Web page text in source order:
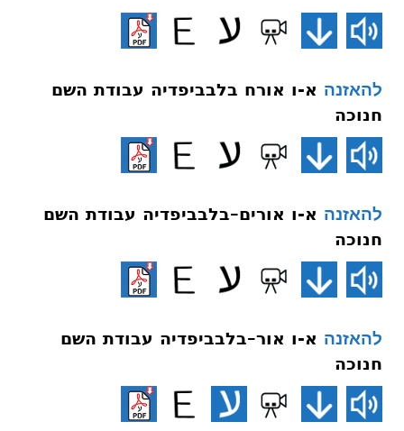
להאזנה א-ו אורח בלבביפדיה עבודת השם
חנוכה
להאזנה א-ו אורים–בלבביפדיה עבודת השם
חנוכה
להאזנה א-ו אור–בלבביפדיה עבודת השם
חנוכה